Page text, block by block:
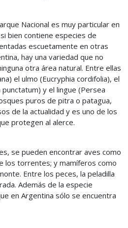
Nacional es muy particular en
bien contiene especies de
escuetamente en otras
hay una variedad que no
otra área natural. Entre ellas
el ulmo (Eucryphia cordifolia), el
y el lingue (Persea
puros de pitra o patagua,
de la actualidad y es uno de los
protegen al alerce.
se pueden encontrar aves como
los torrentes; y mamíferos como
Entre los peces, la peladilla
Además de la especie
en Argentina sólo se encuentra